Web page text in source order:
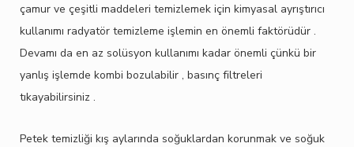
çamur ve çeşitli maddeleri temizlemek için kimyasal ayrıştırıcı
kullanımı radyatör temizleme işlemin en önemli faktörüdür .
Devamı da en az solüsyon kullanımı kadar önemli çünkü bir
yanlış işlemde kombi bozulabilir , basınç filtreleri
tıkayabilirsiniz .
Petek temizliği kış aylarında soğuklardan korunmak ve soğuk